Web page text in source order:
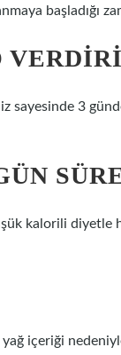
başladığı
sayesinde 3
kalorili diyetle
içeriği